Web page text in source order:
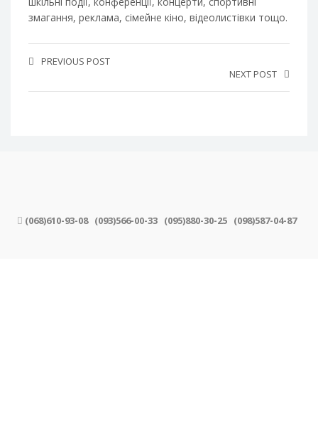
змагання, реклама, сімейне кіно, відеолистівки тощо.
PREVIOUS POST
NEXT POST
(068)610-93-08 (093)566-00-33 (095)880-30-25 (098)587-04-87